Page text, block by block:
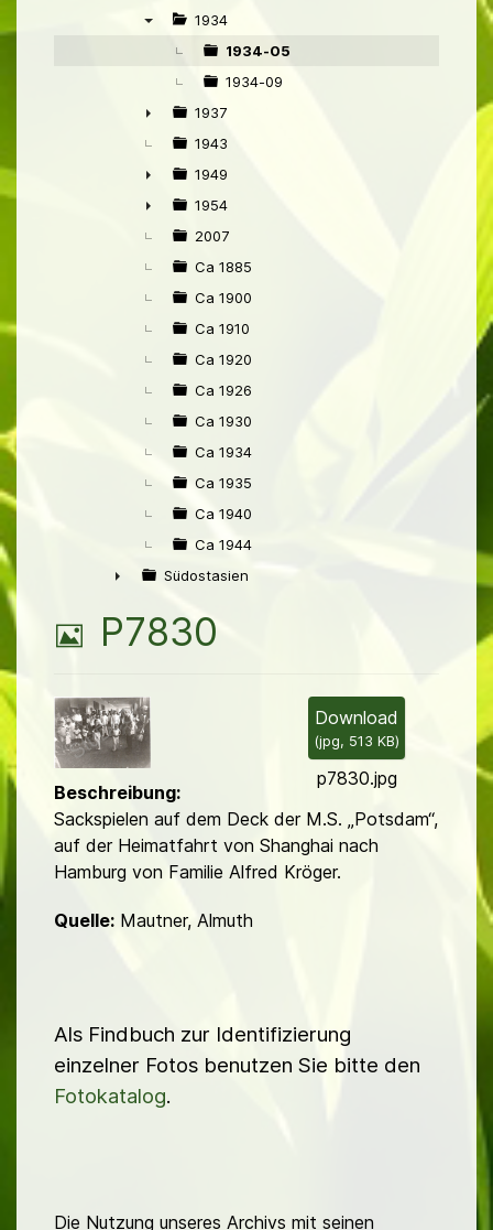
1934
1934-05
1934-09
►
1937
1943
►
1949
►
1954
2007
Ca 1885
Ca 1900
Ca 1910
Ca 1920
Ca 1926
Ca 1930
Ca 1934
Ca 1935
Ca 1940
Ca 1944
Südostasien
B
l
d
P7830
Download
(jpg, 513 KB)
p7830.jpg
Beschreibung:
Sackspielen auf dem Deck der M.S. „Potsdam“,
auf der Heimatfahrt von Shanghai nach
Hamburg von Familie Alfred Kröger.
Quelle: Mautner, Almuth
Als Findbuch zur Identifizierung
einzelner Fotos benutzen Sie bitte den
Fotokatalog.
Die Nutzung unseres Archivs mit seinen